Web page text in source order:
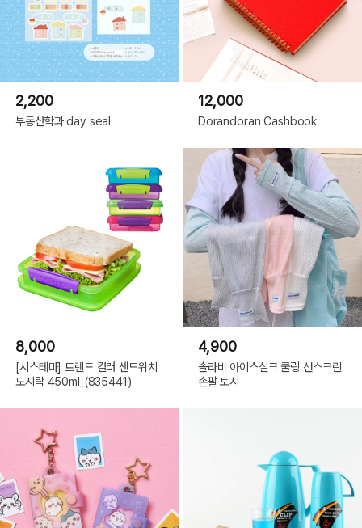
2,200
부동산학과 day seal
12,000
Dorandoran Cashbook
8,000
[시스테마] 트렌드 컬러 샌드위치
도시락 450ml_(835441)
4,900
솔라비 아이스실크 쿨링 선스크린
손팔 토시